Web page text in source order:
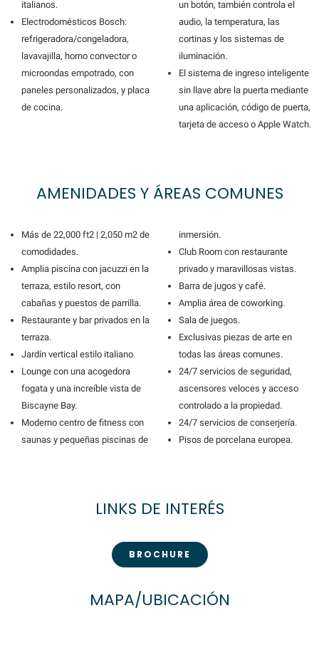
italianos.
Electrodomésticos Bosch:
refrigeradora/congeladora,
lavavajilla, horno convector o
microondas empotrado, con
paneles personalizados, y placa
de cocina.
un botón, también controla el
audio, la temperatura, las
cortinas y los sistemas de
iluminación.
El sistema de ingreso inteligente
sin llave abre la puerta mediante
una aplicación, código de puerta,
tarjeta de acceso o Apple Watch.
AMENIDADES Y ÁREAS COMUNES
Más de 22,000 ft2 | 2,050 m2 de
comodidades.
Amplia piscina con jacuzzi en la
terraza, estilo resort, con
cabañas y puestos de parrilla.
Restaurante y bar privados en la
terraza.
Jardín vertical estilo italiano.
Lounge con una acogedora
fogata y una increíble vista de
Biscayne Bay.
Moderno centro de fitness con
saunas y pequeñas piscinas de
inmersión.
Club Room con restaurante
privado y maravillosas vistas.
Barra de jugos y café.
Amplia área de coworking.
Sala de juegos.
Exclusivas piezas de arte en
todas las áreas comunes.
24/7 servicios de seguridad,
ascensores veloces y acceso
controlado a la propiedad.
24/7 servicios de conserjería.
Pisos de porcelana europea.
LINKS DE INTERÉS
BROCHURE
MAPA/UBICACIÓN